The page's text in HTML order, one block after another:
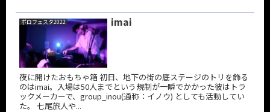
ボロフェスタ2022 imai
夜に開けたおもちゃ箱 初日、地下の街の底ステージのトリを飾る
のはimai。入場は50人までという規制が一瞬でかかった彼はトラ
ックメーカーで、group_inou(通称：イノウ) としても活動してい
た。 七尾旅人や...